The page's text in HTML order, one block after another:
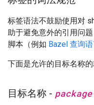
标签语法不鼓励使用对
助于避免意外的引用问
脚本（例如 Bazel 查询
下面是允许的目标名称的
目标名称 -